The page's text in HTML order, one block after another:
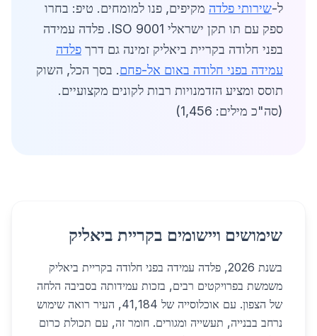
ל-שירותי פלדה מקיפים, פנו למומחים. טיפ: בחרו
ספק עם תו תקן ישראלי ISO 9001. פלדה עמידה
בפני חלודה בקריית ביאליק זמינה גם דרך פלדה
עמידה בפני חלודה באום אל-פחם. בסך הכל, השוק
תוסס ומציע הזדמנויות רבות לקונים מקצועיים.
(סה"כ מילים: 1,456)
שימושים ויישומים בקריית ביאליק
בשנת 2026, פלדה עמידה בפני חלודה בקריית ביאליק
משמשת בפרויקטים רבים, בזכות עמידותה בסביבה הלחה
של הצפון. עם אוכלוסייה של 41,184, העיר רואה שימוש
נרחב בבנייה, תעשייה ומגורים. חומר זה, עם תכולת כרום